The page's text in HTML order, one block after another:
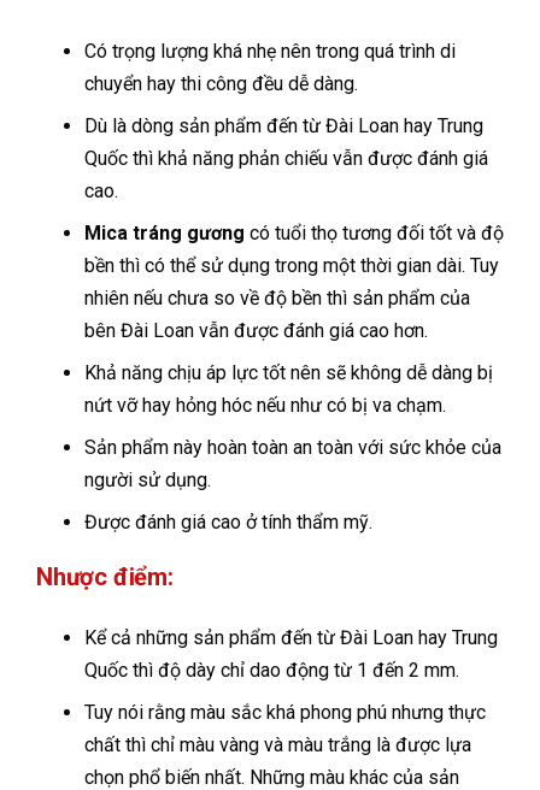
Có trọng lượng khá nhẹ nên trong quá trình di
chuyển hay thi công đều dễ dàng.
Dù là dòng sản phẩm đến từ Đài Loan hay Trung
Quốc thì khả năng phản chiếu vẫn được đánh giá
cao.
Mica tráng gương có tuổi thọ tương đối tốt và độ
bền thì có thể sử dụng trong một thời gian dài. Tuy
nhiên nếu chưa so về độ bền thì sản phẩm của
bên Đài Loan vẫn được đánh giá cao hơn.
Khả năng chịu áp lực tốt nên sẽ không dễ dàng bị
nứt vỡ hay hỏng hóc nếu như có bị va chạm.
Sản phẩm này hoàn toàn an toàn với sức khỏe của
người sử dụng.
Được đánh giá cao ở tính thẩm mỹ.
Nhược điểm:
Kể cả những sản phẩm đến từ Đài Loan hay Trung
Quốc thì độ dày chỉ dao động từ 1 đến 2 mm.
Tuy nói rằng màu sắc khá phong phú nhưng thực
chất thì chỉ màu vàng và màu trắng là được lựa
chọn phổ biến nhất. Những màu khác của sản